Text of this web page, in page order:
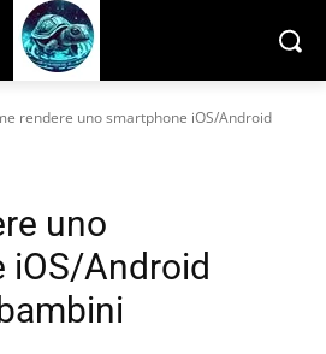
rendere uno smartphone iOS/Android
uno
Android